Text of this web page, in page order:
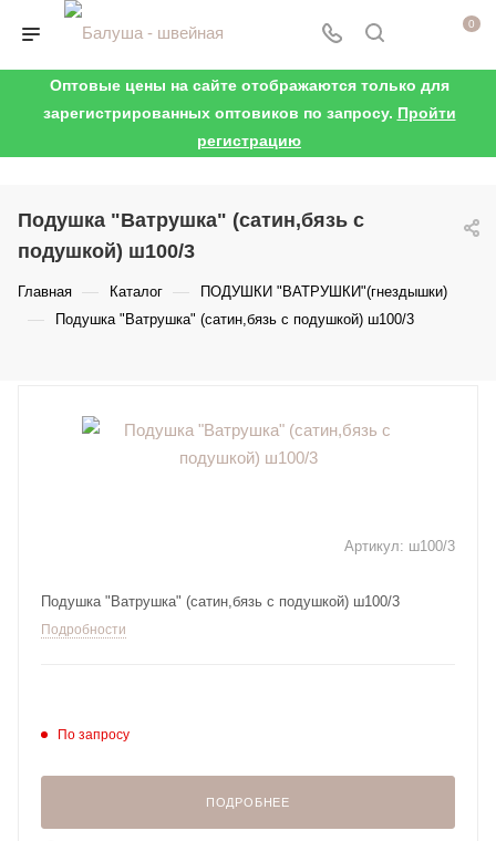
0
Оптовые цены на сайте отображаются только для
зарегистрированных оптовиков по запросу. Пройти
регистрацию
Подушка "Ватрушка" (сатин,бязь с
подушкой) ш100/3
Главная — Каталог — ПОДУШКИ "ВАТРУШКИ"(гнездышки)
— Подушка "Ватрушка" (сатин,бязь с подушкой) ш100/3
Артикул: ш100/3
Подушка "Ватрушка" (сатин,бязь с подушкой) ш100/3
Подробности
По запросу
ПОДРОБНЕЕ